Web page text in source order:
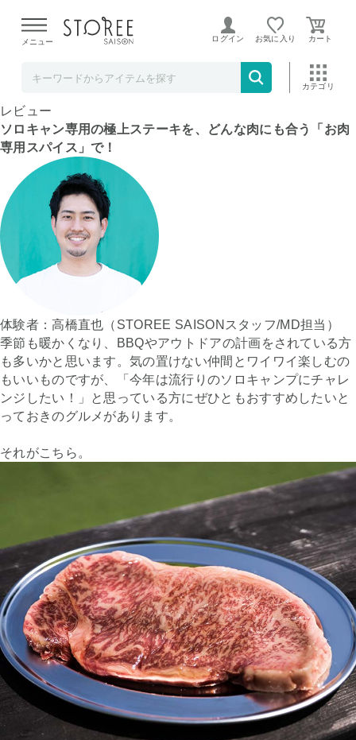
よる配送遅延が発生しております。
メニュー ログイン お気に入り
目玉品 新商品
レビュー
ソロキャン専用の極上ステーキを、どんな肉にも合う「お肉
専用スパイス」で！
体験者：高橋直也（STOREE SAISONスタッフ/MD担当）
季節も暖かくなり、BBQやアウトドアの計画をされている方
も多いかと思います。気の置けない仲間とワイワイ楽しむの
もいいものですが、「今年は流行りのソロキャンプにチャレ
ンジしたい！」と思っている方にぜひともおすすめしたいと
っておきのグルメがあります。
それがこちら。